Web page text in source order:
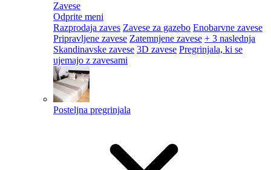
Zavese
Odprite meni
Razprodaja zaves Zavese za gazebo Enobarvne zavese
Pripravljene zavese Zatemnjene zavese + 3 naslednja
Skandinavske zavese 3D zavese Pregrinjala, ki se
ujemajo z zavesami
Posteljna pregrinjala